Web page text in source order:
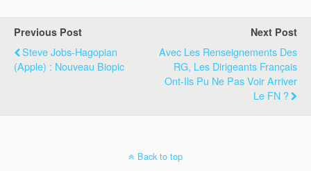
Previous Post
Steve Jobs-Hagopian
(Apple) : Nouveau Biopic
Next Post
Avec Les Renseignements Des
RG, Les Dirigeants Français
Ont-Ils Pu Ne Pas Voir Arriver
Le FN ?
Back to top